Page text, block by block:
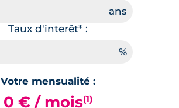
Taux d'interêt* :
Votre mensualité :
0 € / mois(1)